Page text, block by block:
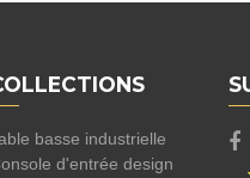
basse industrielle
d'entrée design